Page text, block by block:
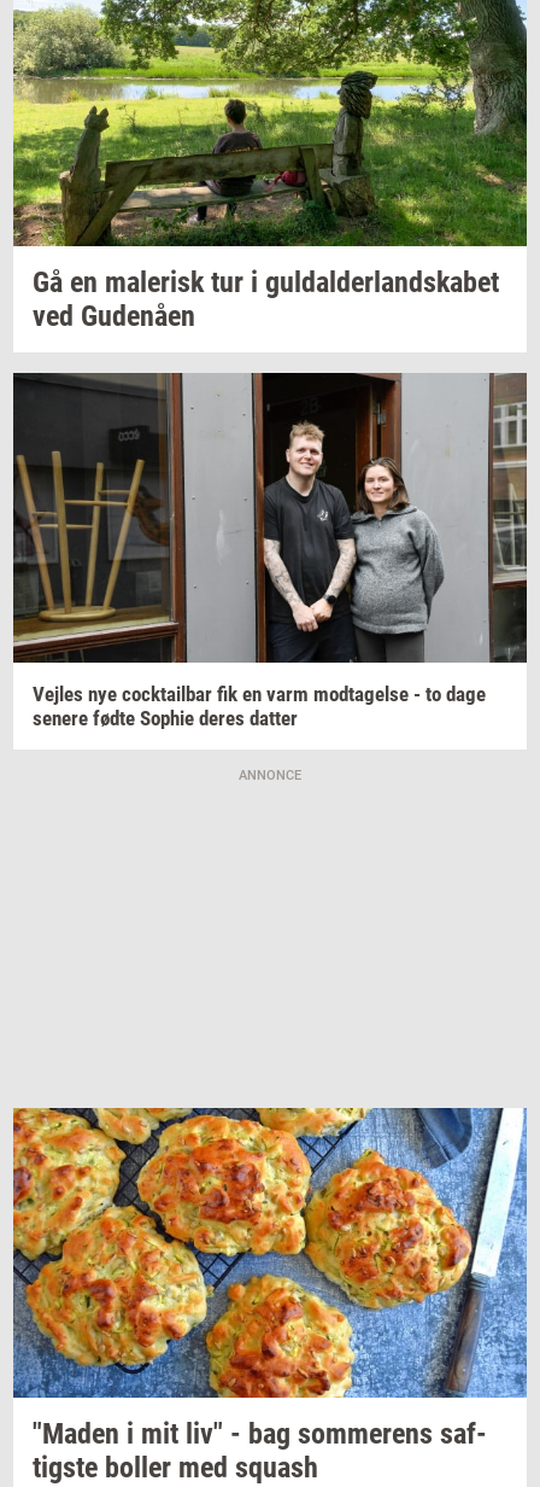
Gå en ma­le­risktur i gul­dal­der­land­ska­bet
ved Gu­denå­en
Vej­les nye co­ck­tail­bar fik en varm mod­ta­gel­se - to dage
se­ne­re fødte Sop­hie deres dat­ter
ANNONCE
"Maden i mit liv" - bag som­me­rens saf­
tig­ste bol­ler med squash